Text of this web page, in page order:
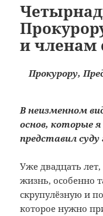
и членам
Прокурору,
В неизменном
основ, которые
представил суду
Уже двадцать
жизнь, особенно
скрупулёзную и
которое нужно